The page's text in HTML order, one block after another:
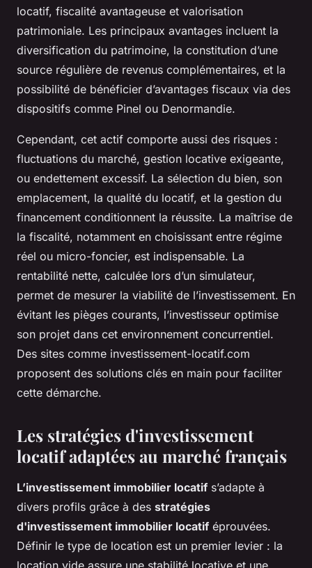
locatif, fiscalité avantageuse et valorisation
patrimoniale. Les principaux avantages incluent la
diversification du patrimoine, la constitution d’une
source régulière de revenus complémentaires, et la
possibilité de bénéficier d’avantages fiscaux via des
dispositifs comme Pinel ou Denormandie.
Cependant, cet actif comporte aussi des risques :
fluctuations du marché, gestion locative exigeante,
ou endettement excessif. La sélection du bien, son
emplacement, la qualité du locatif, et la gestion du
financement conditionnent la réussite. La maîtrise de
la fiscalité, notamment en choisissant entre régime
réel ou micro-foncier, est indispensable. La
rentabilité nette, calculée lors d’un simulateur,
permet de mesurer la viabilité de l’investissement. En
évitant les pièges courants, l’investisseur optimise
son projet dans cet environnement concurrentiel.
Des sites comme investissement-locatif.com
proposent des solutions clés en main pour faciliter
cette démarche.
Les stratégies d'investissement
locatif adaptées au marché français
L’investissement immobilier locatif s’adapte à
divers profils grâce à des stratégies
d'investissement immobilier locatif éprouvées.
Définir le type de location est un premier levier : la